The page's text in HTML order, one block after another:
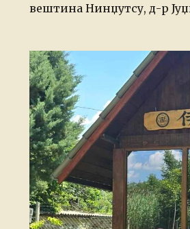
вештина Нинџутсу, д-р